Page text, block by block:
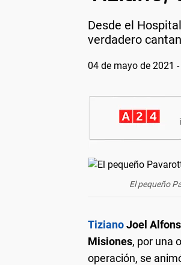
Desde el
verdadero
04 de mayo de 2021
El pequeño
TizianoJoel
Misiones, por una
operación, se